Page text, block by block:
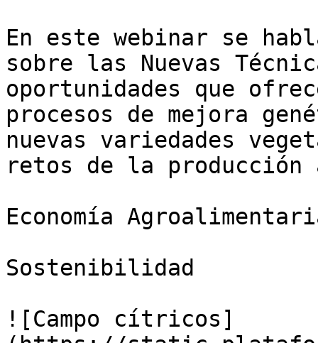
En este webinar se
sobre las Nuevas
oportunidades que
procesos de mejora
nuevas variedades
retos de la
Economía
Sostenibilidad
![Campo cítricos]